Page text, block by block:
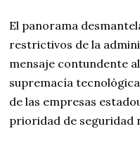
El panorama
restrictivos de la
mensaje contundente
supremacía
de las empresas
prioridad de seguridad